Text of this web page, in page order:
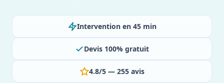
Intervention en 45 min
Devis 100% gratuit
4.8/5 — 255 avis